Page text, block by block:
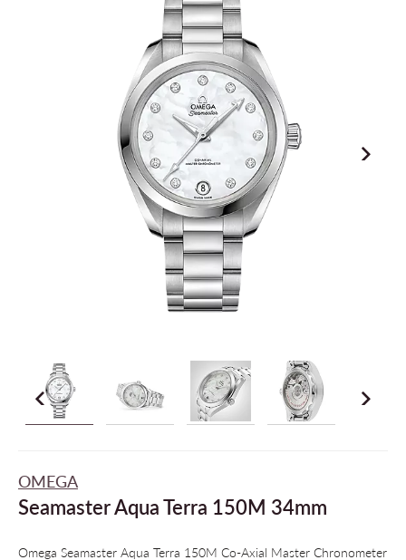
OMEGA
Seamaster Aqua Terra 150M 34mm
Omega Seamaster Aqua Terra 150M Co-Axial Master Chronometer